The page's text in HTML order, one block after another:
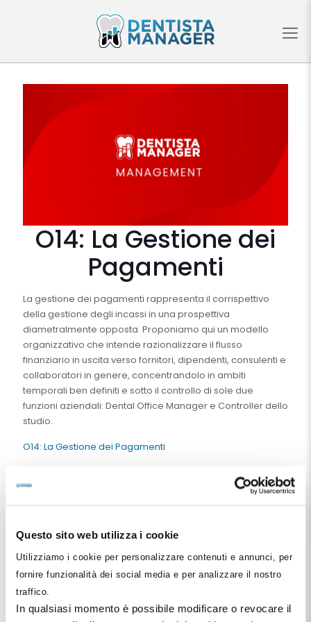
Questo sito web utilizza i cookie
Utilizziamo i cookie per personalizzare contenuti e annunci, per
fornire funzionalità dei social media e per analizzare il nostro
traffico.
In qualsiasi momento è possibile modificare o revocare il
O14: La Gestione dei
Pagamenti
La gestione dei pagamenti rappresenta il corrispettivo
della gestione degli incassi in una prospettiva
diametralmente opposta. Proponiamo qui un modello
organizzativo che intende razionalizzare il flusso
finanziario in uscita verso fornitori, dipendenti, consulenti e
collaboratori in genere, concentrandolo in ambiti
temporali ben definiti e sotto il controllo di sole due
funzioni aziendali: Dental Office Manager e Controller dello
studio.
O14: La Gestione dei Pagamenti
Aggiungi al carrello
Condividi
FacebookPinterest
X LinkedInEmail WhatsApp